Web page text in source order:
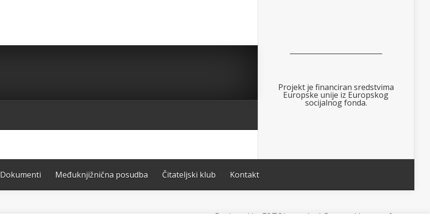
Projekt je financiran sredstvima
Europske unije iz Europskog
socijalnog fonda.
Dokumenti Međuknjižnična posudba Čitateljski klub Kontakt